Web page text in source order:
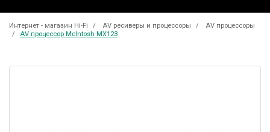
Интернет - магазин Hi-Fi AV ресиверы и процессоры
AV процессоры
AV процессор McIntosh MX123